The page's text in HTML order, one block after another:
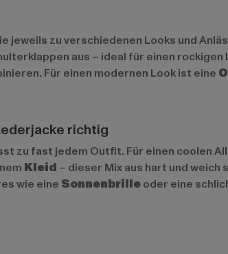
zu verschiedenen Looks und
aus – ideal für einen rockigen
Für einen modernen Look ist eine
richtig
zu fast jedem Outfit. Für einen coolen
Kleid – dieser Mix aus hart und
wie eine Sonnenbrilleoder eine